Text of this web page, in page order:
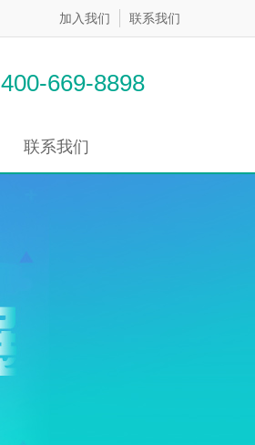
加入我们 联系我们
400-669-8898
联系我们